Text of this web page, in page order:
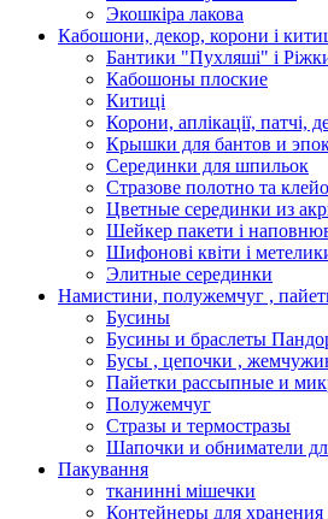
Экошкiра лакова
Кабошони, декор, корони і
Бантики "Пухляші" і
Кабошоны плоские
Китиці
Корони, аплікації, патчі,
Крышки для бантов и
Серединки для шпильок
Стразове полотно та
Цветные серединки из
Шейкер пакети і
Шифонові квіти і
Элитные серединки
Намистини, полужемчуг ,
Бусины
Бусины и браслеты
Бусы , цепочки ,
Пайетки рассыпные и
Полужемчуг
Стразы и термостразы
Шапочки и обниматели
Пакування
тканинні мішечки
Контейнеры для хранения